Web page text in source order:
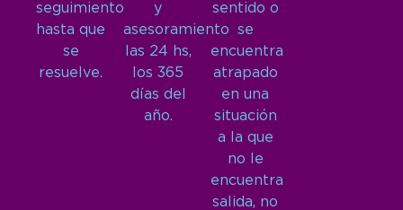
seguimiento
hasta que
se
resuelve.
y
asesoramiento
las 24 hs,
los 365
días del
año.
sentido o
se
encuentra
atrapado
en una
situación
a la que
no le
encuentra
salida, no